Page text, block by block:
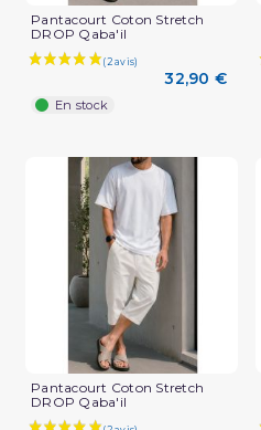
Pantacourt Coton Stretch
DROP Qaba'il
32,90 €
En stock
Pantacourt Coton Stretch
DROP Qaba'il